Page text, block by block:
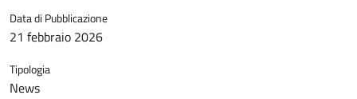
Data di Pubblicazione
21 febbraio 2026
Tipologia
News